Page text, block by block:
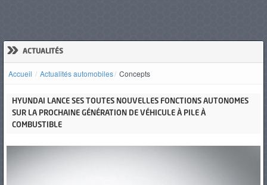
» ACTUALITÉS
Accueil Actualités automobiles Concepts
HYUNDAI LANCE SES TOUTES NOUVELLES FONCTIONS AUTONOMES
SUR LA PROCHAINE GÉNÉRATION DE VÉHICULE À PILE À
COMBUSTIBLE
D'OCCASION
CAMIONS